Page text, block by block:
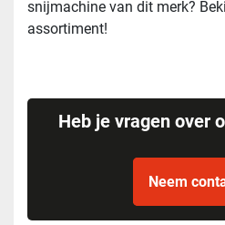
snijmachine van dit merk?
assortiment!
Heb je vragen over
Neem